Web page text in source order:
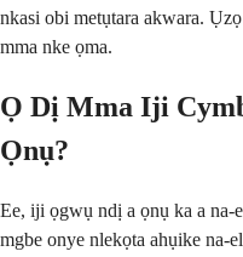
nkasi obi metụtara akwara.
mma nke ọma.
Ọ Dị Mma Iji
Ọnụ?
Ee, iji ọgwụ ndị a ọnụ ka a na-
mgbe onye nlekọta ahụike na-